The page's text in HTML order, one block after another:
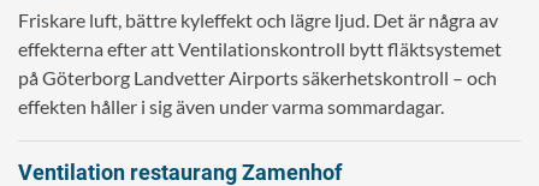
Friskare luft, bättre kyleffekt och lägre ljud. Det är några av
effekterna efter att Ventilationskontroll bytt fläktsystemet
på Göterborg Landvetter Airports säkerhetskontroll – och
effekten håller i sig även under varma sommardagar.
Ventilation restaurang Zamenhof